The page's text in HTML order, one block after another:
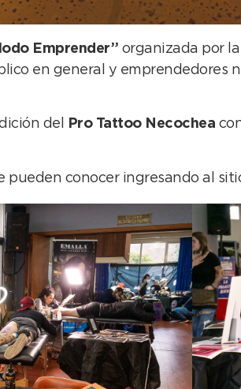
Emprender” organizada por
en general y
del Pro Tattoo Necochea
pueden conocer ingresando al